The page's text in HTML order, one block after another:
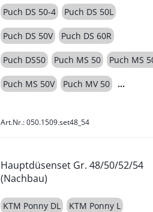
Puch DS 50-4 Puch DS 50L
Puch DS 50V Puch DS 60R
Puch DS50 Puch MS 50 Puch MS
Puch MS 50V Puch MV 50
Art.Nr.: 050.1509.set48_54
Hauptdüsenset Gr. 48/50/52/54
(Nachbau)
KTM Ponny DL KTM Ponny L